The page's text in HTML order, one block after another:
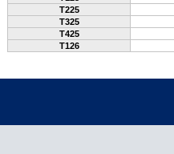
T225
T325
T425
T126